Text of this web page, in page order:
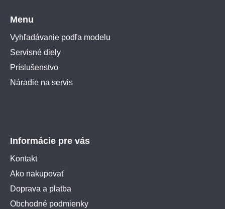
Menu
Vyhľadávanie podľa modelu
Servisné diely
Príslušenstvo
Náradie na servis
Informácie pre vás
Kontakt
Ako nakupovať
Doprava a platba
Obchodné podmienky